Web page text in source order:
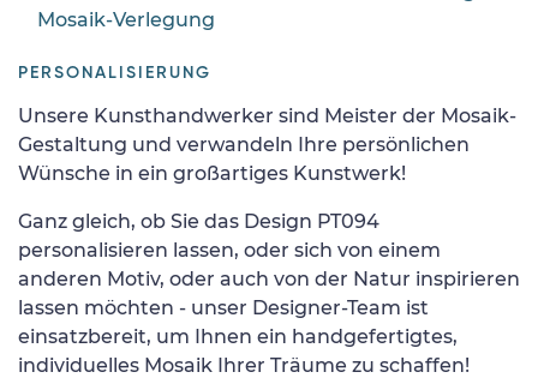
Mosaik-Verlegung
PERSONALISIERUNG
Unsere Kunsthandwerker sind Meister der Mosaik-
Gestaltung und verwandeln Ihre persönlichen
Wünsche in ein großartiges Kunstwerk!
Ganz gleich, ob Sie das Design PT094
personalisieren lassen, oder sich von einem
anderen Motiv, oder auch von der Natur inspirieren
lassen möchten - unser Designer-Team ist
einsatzbereit, um Ihnen ein handgefertigtes,
individuelles Mosaik Ihrer Träume zu schaffen!